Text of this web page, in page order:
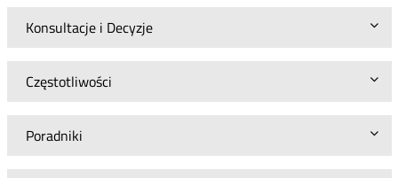
Konsultacje i Decyzje
Częstotliwości
Poradniki